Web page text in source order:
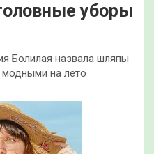
уборы
Болилая назвала шляпы
на лето